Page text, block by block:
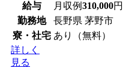
給与
月収例310,000円
勤務地
長野県 茅野市
寮・社宅 あり（無料）
詳しく
見る